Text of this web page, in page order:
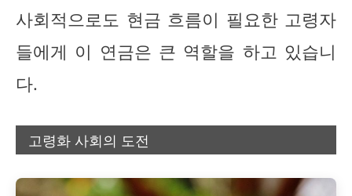
사회적으로도 현금 흐름이 필요한 고령자
들에게 이 연금은 큰 역할을 하고 있습니
다.
고령화 사회의 도전